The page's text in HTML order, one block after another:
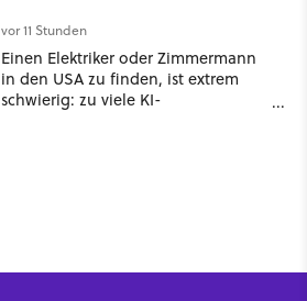
vor 11 Stunden
Einen Elektriker oder Zimmermann
in den USA zu finden, ist extrem
schwierig: zu viele KI-